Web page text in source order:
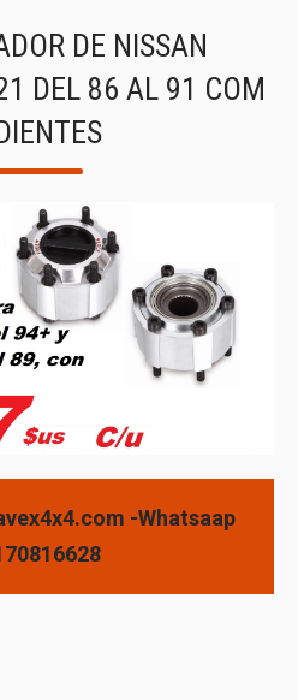
DE NISSAN
DEL 86 AL 91 COM
-Whatsaap